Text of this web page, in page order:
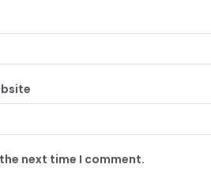
next time I comment.